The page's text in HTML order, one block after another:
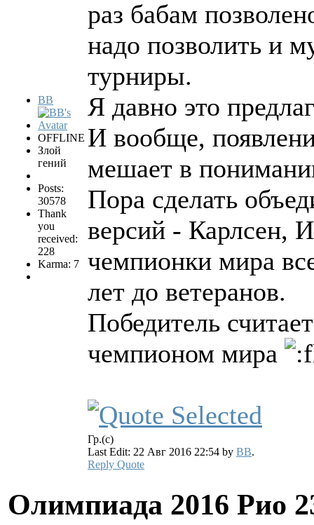
BB
OFFLINE
Злой
гений
Posts:
30578
Thank
you
received:
228
Karma: 7
раз бабам
надо позволить и
турниры.
Я давно это
И вообще,
мешает в
Пора сделать
версий - Карлсен,
чемпионки мира
лет до ветеранов.
Победитель
чемпионом мира
Гр.(с)
Last Edit: 22 Авг 2016 22:54 by BB.
Reply Quote
Олимпиада 2016 Рио